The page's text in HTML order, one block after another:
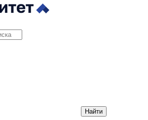
Найти